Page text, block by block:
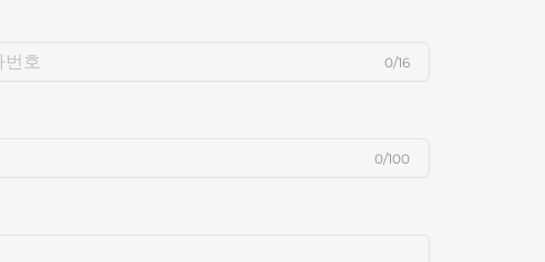
0/16
0/100